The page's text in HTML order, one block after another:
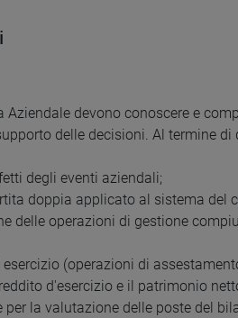
devono conoscere e
delle decisioni. Al termine
degli eventi aziendali;
doppia applicato al sistema del
delle operazioni di gestione
(operazioni di
d'esercizio e il patrimonio
la valutazione delle poste del